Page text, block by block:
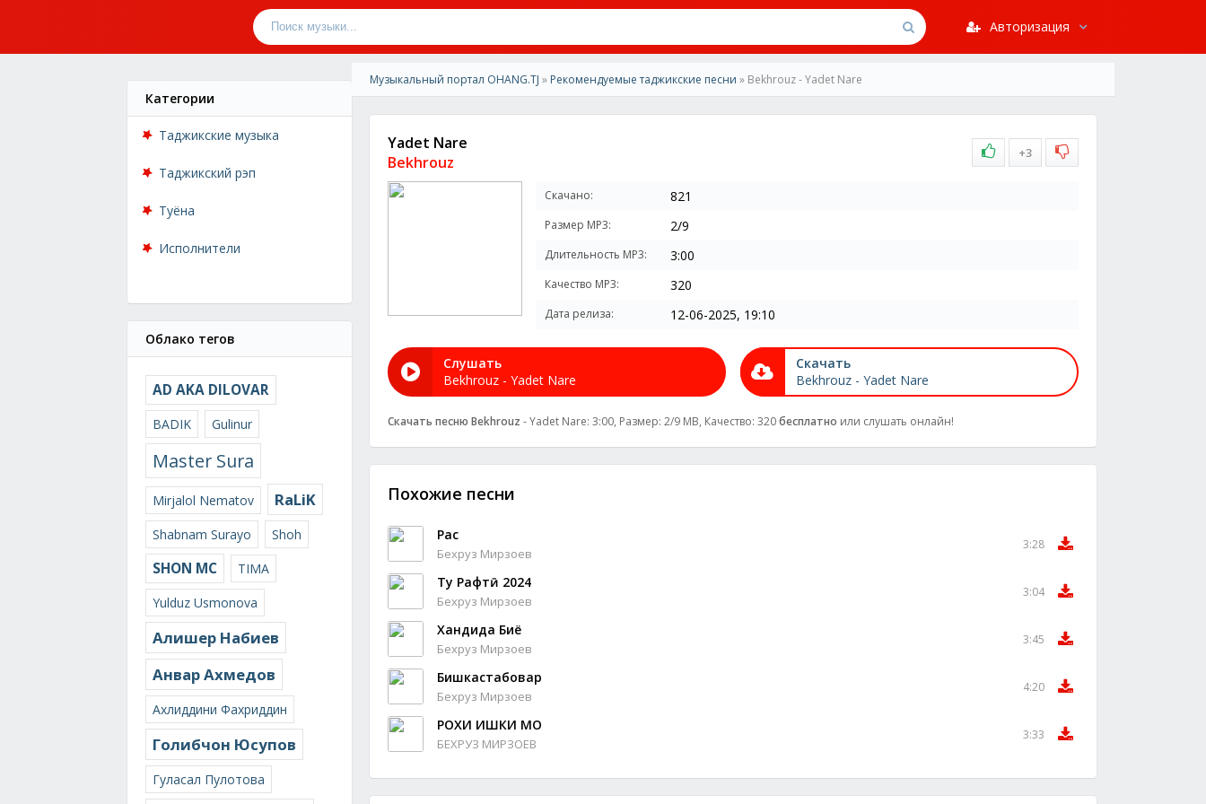
Авторизация
Категории
Таджикские музыка
Таджикский рэп
Туёна
Исполнители
Облако тегов
AD AKA DILOVAR
BADIK Gulinur
Master Sura
Mirjalol Nematov RaLiK
Shabnam Surayo Shoh
SHON MC
TIMA
Yulduz Usmonova
Алишер Набиев
Анвар Ахмедов
Ахлиддини Фахриддин
Голибчон Юсупов
Гуласал Пулотова
Музыкальный портал OHANG.TJ » Рекомендуемые таджикские песни » Bekhrouz - Yadet Nare
Yadet Nare
Bekhrouz
+3
Скачано: 821
Размер MP3: 2/9
Длительность MP3: 3:00
Качество MP3: 320
Дата релиза: 12-06-2025, 19:10
Слушать
Bekhrouz - Yadet Nare
Скачать
Bekhrouz - Yadet Nare
Скачать песню Bekhrouz - Yadet Nare: 3:00, Размер: 2/9 MB, Качество: 320бесплатно или слушать онлайн!
Похожие песни
Рақс
Бехруз Мирзоев
3:28
Ту Рафтӣ 2024
Бехруз Мирзоев
3:04
Хандида Биё
Бехруз Мирзоев
3:45
Бишкастабовар
Бехруз Мирзоев
4:20
РОХИ ИШКИ МО
БЕХРУЗ МИРЗОЕВ
3:33